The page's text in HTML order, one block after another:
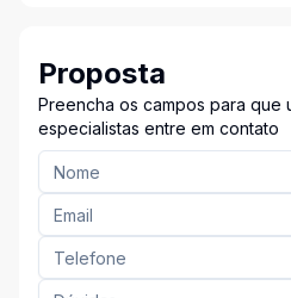
Proposta
Preencha os campos para que
especialistas entre em contato